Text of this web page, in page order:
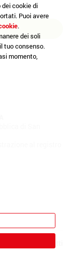
cookie di
Puoi avere
.
dei soli
tuo consenso.
momento,